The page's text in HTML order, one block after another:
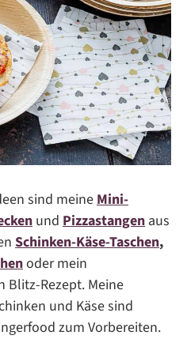
sind meineMini-
und Pizzastangen aus
Schinken-Käse-Taschen,
oder mein
Blitz-Rezept. Meine
und Käse sind
zum Vorbereiten.